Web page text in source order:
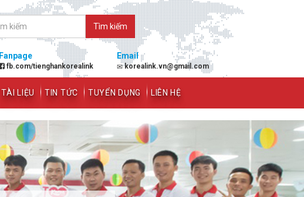
Fanpage
fb.com/tienghankorealink
Email
korealink.vn@gmail.com
TÀI LIỆU TIN TỨC TUYỂN DỤNG LIÊN HỆ